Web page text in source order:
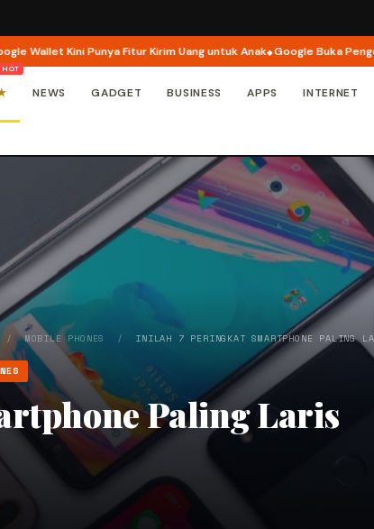
Kini Punya Fitur Kirim Uang untuk Anak Google Buka
NEWS GADGET BUSINESS APPS INTERNET
/MOBILE PHONES / INILAH 7 PERINGKAT SMARTPHONE PALING
Paling Laris